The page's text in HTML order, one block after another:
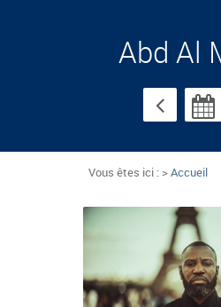
Abd Al
Vous êtes ici : >Accueil